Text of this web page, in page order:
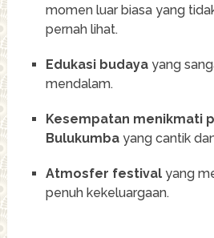
momen luar biasa yang
pernah lihat.
Edukasi budayayang
mendalam.
Kesempatan menikmati
Bulukumbayang cantik
Atmosfer festivalyang
penuh kekeluargaan.